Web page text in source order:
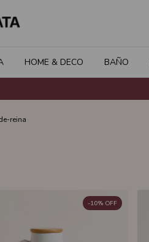
HOME & DECO BAÑO
reina
-10% OFF